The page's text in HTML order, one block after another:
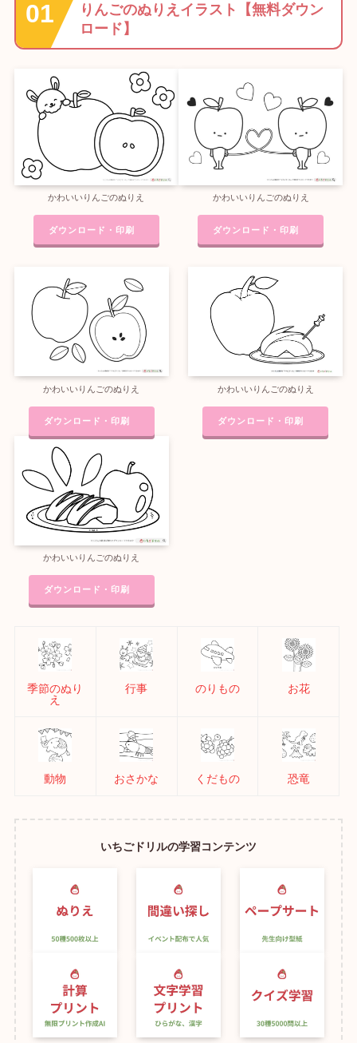
りんごのぬりえイラスト【無料ダウン
ロード】
かわいいりんごのぬりえ
ダウンロード・印刷
かわいいりんごのぬりえ
ダウンロード・印刷
かわいいりんごのぬりえ
ダウンロード・印刷
かわいいりんごのぬりえ
ダウンロード・印刷
かわいいりんごのぬりえ
ダウンロード・印刷
季節のぬり
え
行事 のりもの お花
動物 おさかな くだもの 恐竜
いちごドリルの学習コンテンツ